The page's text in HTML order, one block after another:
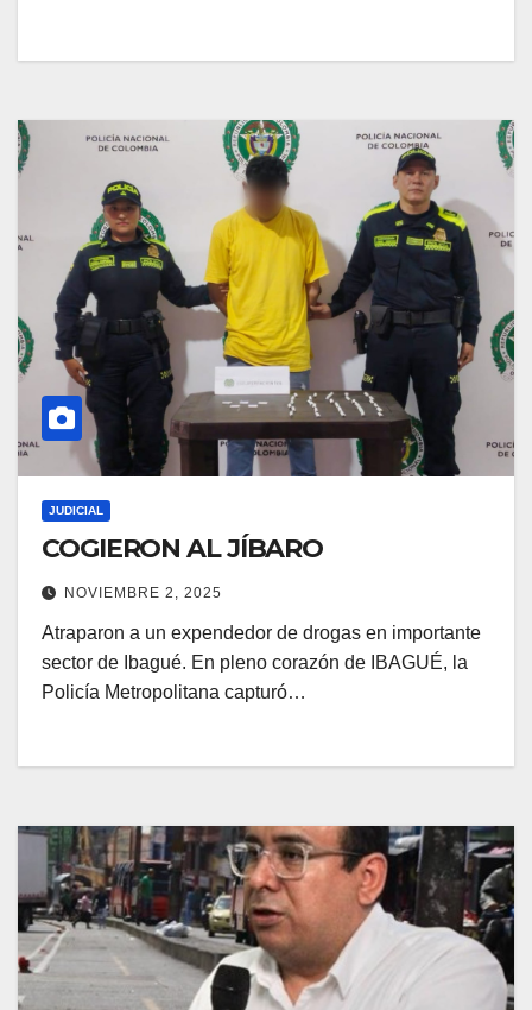
JUDICIAL
COGIERON AL JÍBARO
NOVIEMBRE 2, 2025
Atraparon a un expendedor de drogas en importante
sector de Ibagué. En pleno corazón de IBAGUÉ, la
Policía Metropolitana capturó…